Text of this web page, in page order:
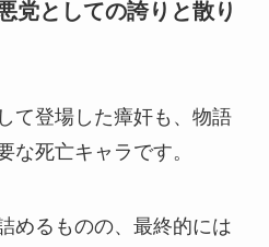
党としての誇りと散り
て登場した瘴奸も、物語
な死亡キャラです。
めるものの、最終的には